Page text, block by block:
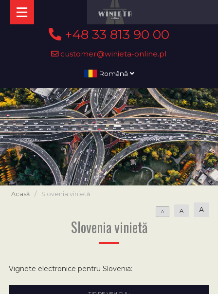
+48 33 813 90 00
customer@winieta-online.pl
Română
Acasă / Slovenia vinietă
A A A
Slovenia vinietă
Vignete electronice pentru Slovenia: